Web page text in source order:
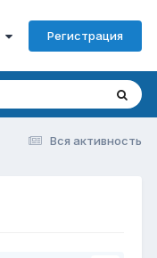
Регистрация
Вся активность